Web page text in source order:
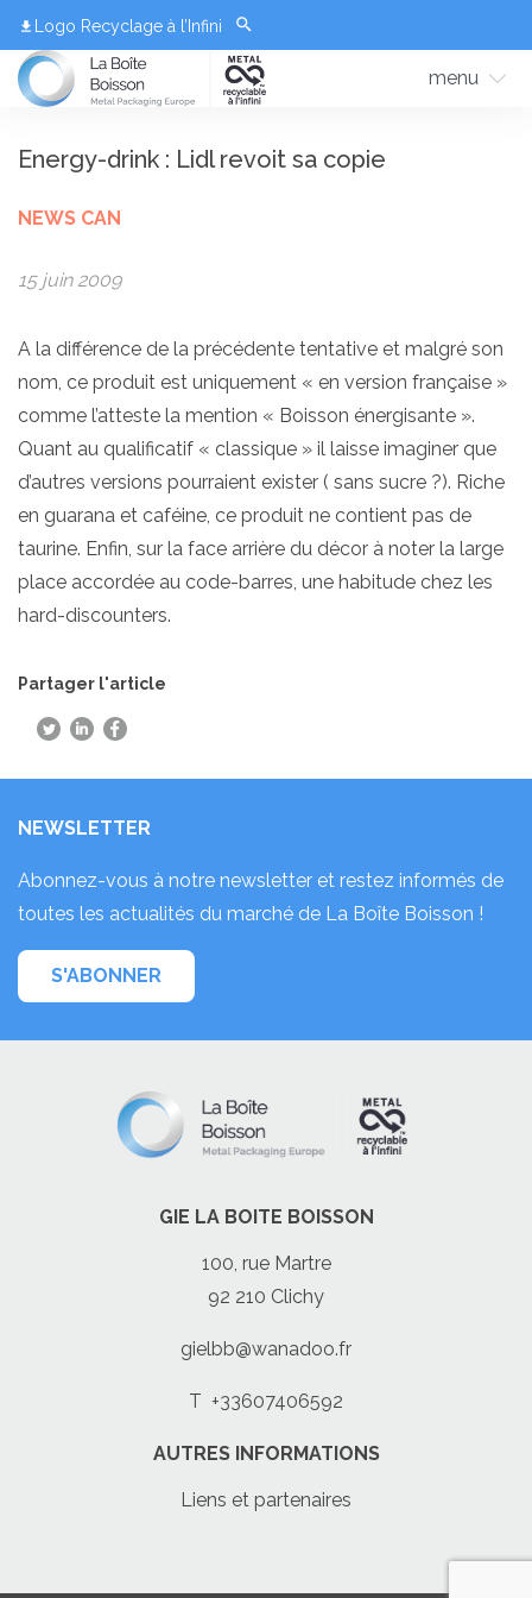
Logo Recyclage à l’Infini
menu
Energy-drink : Lidl revoit sa copie
NEWS CAN
15 juin 2009
A la différence de la précédente tentative et malgré son
nom, ce produit est uniquement « en version française »
comme l’atteste la mention « Boisson énergisante ».
Quant au qualificatif « classique » il laisse imaginer que
d’autres versions pourraient exister ( sans sucre ?). Riche
en guarana et caféine, ce produit ne contient pas de
taurine. Enfin, sur la face arrière du décor à noter la large
place accordée au code-barres, une habitude chez les
hard-discounters.
Partager l'article
NEWSLETTER
Abonnez-vous à notre newsletter et restez informés de
toutes les actualités du marché de La Boîte Boisson !
S'ABONNER
GIE LA BOITE BOISSON
100, rue Martre
92 210 Clichy
gielbb@wanadoo.fr
T +33607406592
AUTRES INFORMATIONS
Liens et partenaires